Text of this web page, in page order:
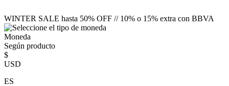
WINTER SALE hasta 50% OFF // 10% o 15% extra con BBVA
Moneda
Según producto
$
USD
ES